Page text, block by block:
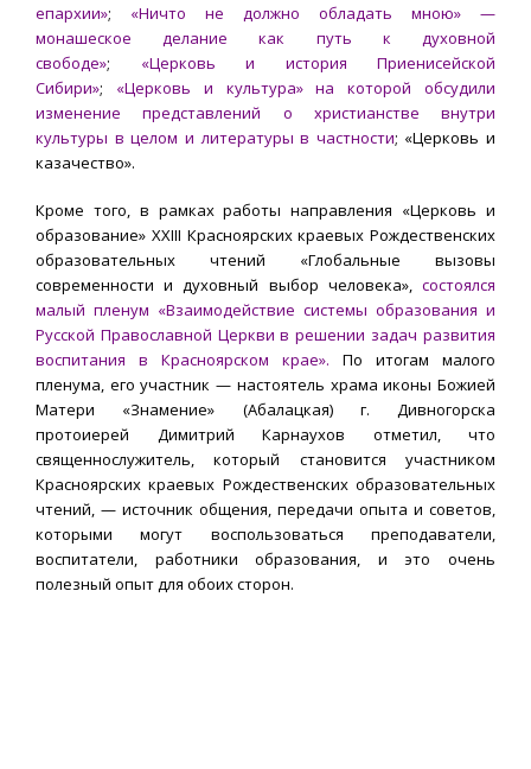
епархии»; «Ничто не должно обладать мною» —
монашеское делание как путь к духовной
свободе»; «Церковь и история Приенисейской
Сибири»; «Церковь и культура» на которой обсудили
изменение представлений о христианстве внутри
культуры в целом и литературы в частности; «Церковь и
казачество».
Кроме того, в рамках работы направления «Церковь и
образование» XXIII Красноярских краевых Рождественских
образовательных чтений «Глобальные вызовы
современности и духовный выбор человека», состоялся
малый пленум «Взаимодействие системы образования и
Русской Православной Церкви в решении задач развития
воспитания в Красноярском крае». По итогам малого
пленума, его участник — настоятель храма иконы Божией
Матери «Знамение» (Абалацкая) г. Дивногорска
протоиерей Димитрий Карнаухов отметил, что
священнослужитель, который становится участником
Красноярских краевых Рождественских образовательных
чтений, — источник общения, передачи опыта и советов,
которыми могут воспользоваться преподаватели,
воспитатели, работники образования, и это очень
полезный опыт для обоих сторон.